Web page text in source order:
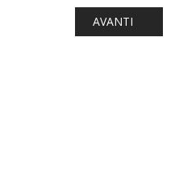
FERROVIE: OSPEDALI SU
ARTICOLO
AVANTI